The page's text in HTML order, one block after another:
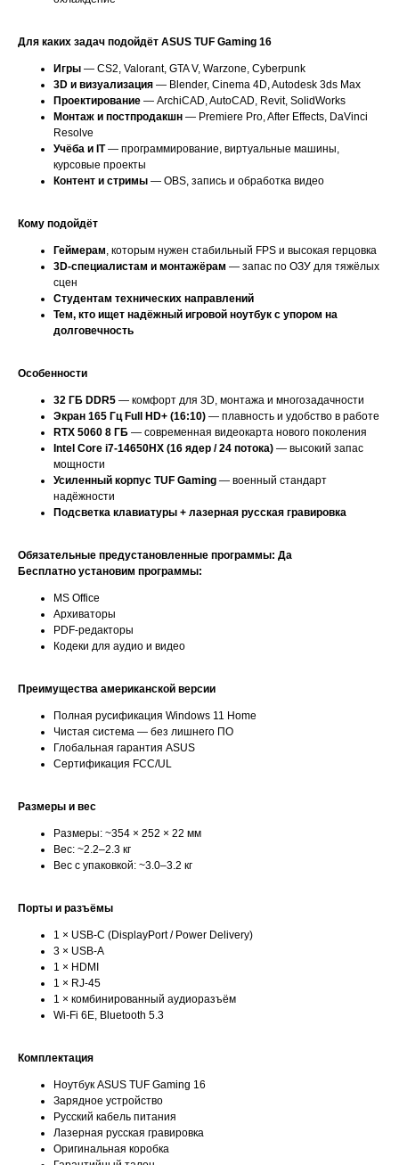
Для каких задач подойдёт ASUS TUF Gaming 16
Игры — CS2, Valorant, GTA V, Warzone, Cyberpunk
3D и визуализация — Blender, Cinema 4D, Autodesk 3ds Max
Проектирование — ArchiCAD, AutoCAD, Revit, SolidWorks
Монтаж и постпродакшн — Premiere Pro, After Effects, DaVinci
Resolve
Учёба и IT— программирование, виртуальные машины,
курсовые проекты
Контент и стримы — OBS, запись и обработка видео
Кому подойдёт
Геймерам, которым нужен стабильный FPS и высокая герцовка
3D-специалистам и монтажёрам — запас по ОЗУ для тяжёлых
сцен
Студентам технических направлений
Тем, кто ищет надёжный игровой ноутбук с упором на
долговечность
Особенности
32 ГБ DDR5 — комфорт для 3D, монтажа и многозадачности
Экран 165 Гц Full HD+ (16:10) — плавность и удобство в работе
RTX 5060 8 ГБ — современная видеокарта нового поколения
Intel Core i7-14650HX (16 ядер / 24 потока) — высокий запас
мощности
Усиленный корпус TUF Gaming — военный стандарт
надёжности
Подсветка клавиатуры + лазерная русская гравировка
Обязательные предустановленные программы: Да
Бесплатно установим программы:
MS Office
Архиваторы
PDF-редакторы
Кодеки для аудио и видео
Преимущества американской версии
Полная русификация Windows 11 Home
Чистая система — без лишнего ПО
Глобальная гарантия ASUS
Сертификация FCC/UL
Размеры и вес
Размеры: ~354 × 252 × 22 мм
Вес: ~2.2–2.3 кг
Вес с упаковкой: ~3.0–3.2 кг
Порты и разъёмы
1 × USB-C (DisplayPort / Power Delivery)
3 × USB-A
1 × HDMI
1 × RJ-45
1 × комбинированный аудиоразъём
Wi-Fi 6E, Bluetooth 5.3
Комплектация
Ноутбук ASUS TUF Gaming 16
Зарядное устройство
Русский кабель питания
Лазерная русская гравировка
Оригинальная коробка